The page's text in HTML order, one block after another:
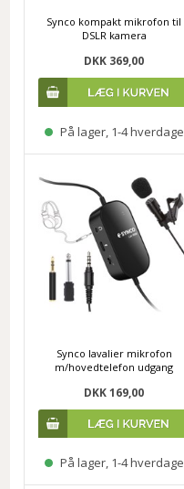
Synco kompakt mikrofon til
DSLR kamera
DKK 369,00
På lager, 1-4 hverdage
Synco lavalier mikrofon
m/hovedtelefon udgang
DKK 169,00
På lager, 1-4 hverdage